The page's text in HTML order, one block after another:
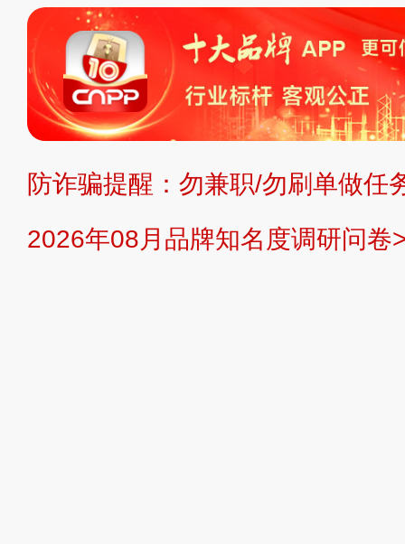
标、LOGO 等）知识产权归本站所
复制、转载、商用。本站不生产产
不代理、不招商、不提供中介服务。
持投资购买的观点或意见，页面信息
提交说明： 快速提交发布>> 提交品
防诈骗提醒：勿兼职/勿刷单做任
2026年08月品牌知名度调研问卷